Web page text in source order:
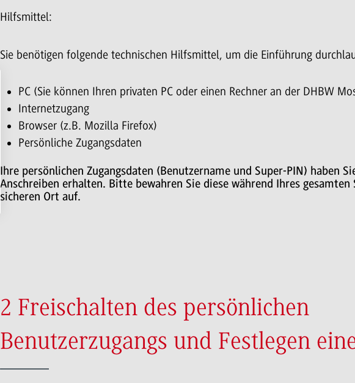
Hilfsmittel:
Sie benötigen folgende technischen Hilfsmittel, um die Einführung
PC (Sie können Ihren privaten PC oder einen Rechner an der DHBW
Internetzugang
Browser (z.B. Mozilla Firefox)
Persönliche Zugangsdaten
Ihre persönlichen Zugangsdaten (Benutzername und Super-PIN) haben
Anschreiben erhalten. Bitte bewahren Sie diese während Ihres
sicheren Ort auf.
2 Freischalten des persönlichen
Benutzerzugangs und Festlegen